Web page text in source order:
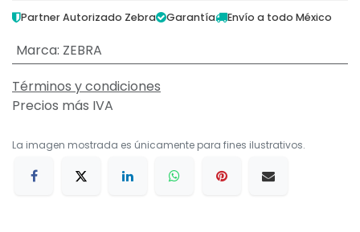
Partner Autorizado Zebra Garantía Envío a todo México
Marca: ZEBRA
Términos y condiciones
Precios más IVA
La imagen mostrada es únicamente para fines ilustrativos.